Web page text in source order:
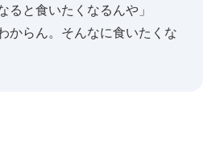
ると食いたくなるんや」
からん。そんなに食いたくな